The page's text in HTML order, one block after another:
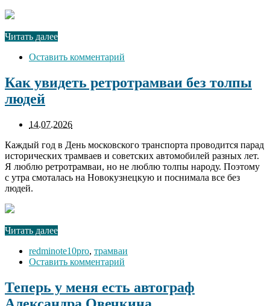
Читать далее
Оставить комментарий
Как увидеть ретротрамваи без толпы
людей
14.07.2026
Каждый год в День московского транспорта проводится парад
исторических трамваев и советских автомобилей разных лет.
Я люблю ретротрамваи, но не люблю толпы народу. Поэтому
с утра смоталась на Новокузнецкую и поснимала все без
людей.
Читать далее
redminote10pro, трамваи
Оставить комментарий
Теперь у меня есть автограф